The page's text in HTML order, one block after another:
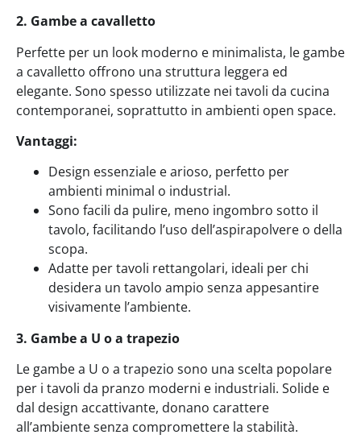
2. Gambe a cavalletto
Perfette per un look moderno e minimalista, le gambe
a cavalletto offrono una struttura leggera ed
elegante. Sono spesso utilizzate nei tavoli da cucina
contemporanei, soprattutto in ambienti open space.
Vantaggi:
Design essenziale e arioso, perfetto per
ambienti minimal o industrial.
Sono facili da pulire, meno ingombro sotto il
tavolo, facilitando l’uso dell’aspirapolvere o della
scopa.
Adatte per tavoli rettangolari, ideali per chi
desidera un tavolo ampio senza appesantire
visivamente l’ambiente.
3. Gambe a U o a trapezio
Le gambe a U o a trapezio sono una scelta popolare
per i tavoli da pranzo moderni e industriali. Solide e
dal design accattivante, donano carattere
all’ambiente senza compromettere la stabilità.